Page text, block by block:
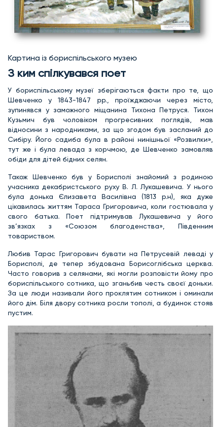
Картина із бориспільського музею
З ким спілкувався поет
У бориспільському музеї зберігаються факти про те, що
Шевченко у 1843-1847 рр., проїжджаючи через місто,
зупинявся у заможного міщанина Тихона Петруся. Тихон
Кузьмич був чоловіком прогресивних поглядів, мав
відносини з народниками, за що згодом був засланий до
Сибіру. Його садиба була в районі нинішньої «Розвилки»,
тут же і була левада з корчмою, де Шевченко замовляв
обіди для дітей бідних селян.
Також Шевченко був у Борисполі знайомий з родиною
учасника декабристського руху В. Л. Лукашевича. У нього
була донька Єлизавета Василівна (1813 р.н), яка дуже
цікавилась життям Тараса Григоровича, коли гостювала у
свого батька. Поет підтримував Лукашевича у його
зв’язках з «Союзом благоденства», Південним
товариством.
Любив Тарас Григорович бувати на Петрусевій леваді у
Борисполі, де тепер збудована Борисоглібська церква.
Часто говорив з селянами, які могли розповісти йому про
бориспільського сотника, що зганьбив честь своєї доньки.
За це люди називали його проклятим сотником і оминали
його дім. Біля двору сотника росли тополі, а будинок стояв
пустим.